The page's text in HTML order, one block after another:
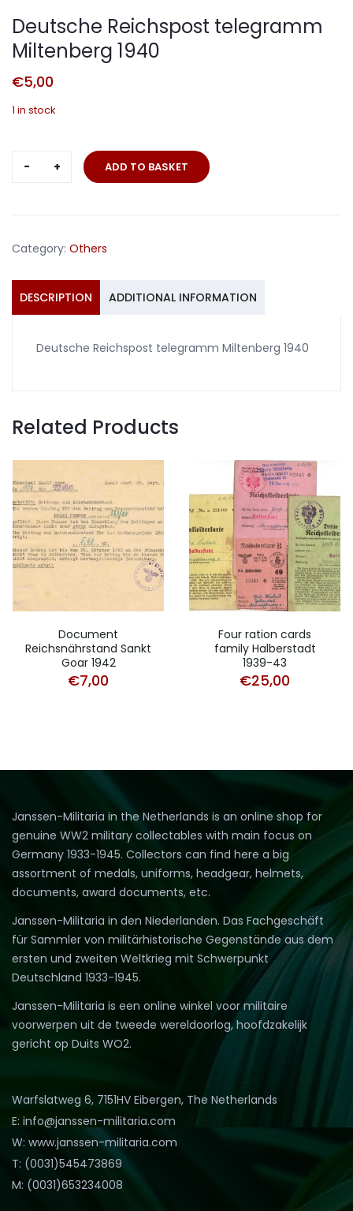
Deutsche Reichspost telegramm
Miltenberg 1940
€5,00
1 in stock
Deutsche
Reichspost
quantity
ADD TO BASKET
Category: Others
DESCRIPTION ADDITIONAL INFORMATION
Deutsche Reichspost telegramm Miltenberg 1940
Related Products
Document
Reichsnährstand Sankt
Goar 1942
€7,00
Four ration cards
family Halberstadt
1939-43
€25,00
Janssen-Militaria in the Netherlands is an online shop for
genuine WW2 military collectables with main focus on
Germany 1933-1945. Collectors can find here a big
assortment of medals, uniforms, headgear, helmets,
documents, award documents, etc.
Janssen-Militaria in den Niederlanden. Das Fachgeschäft
für Sammler von militärhistorische Gegenstände aus dem
ersten und zweiten Weltkrieg mit Schwerpunkt
Deutschland 1933-1945.
Janssen-Militaria is een online winkel voor militaire
voorwerpen uit de tweede wereldoorlog, hoofdzakelijk
gericht op Duits WO2.
Warfslatweg 6, 7151HV Eibergen, The Netherlands
E: info@janssen-militaria.com
W: www.janssen-militaria.com
T: (0031)545473869
M: (0031)653234008